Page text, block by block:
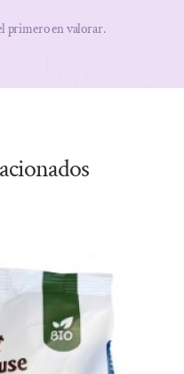
primero en valorar.